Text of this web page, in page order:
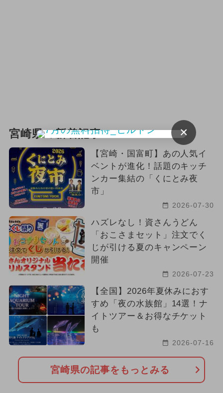
宮崎県の新着記事
【宮崎・国富町】あの人気イ
ベントが進化！話題のキッチ
ンカー集結の「くにとみ夜
市」
2026-07-30
ハズレなし！資さんうどん
「おこさまセット」注文でく
じが引ける夏のキャンペーン
開催
2026-07-23
【全国】2026年夏休みにおす
すめ「夜の水族館」14選！ナ
イトツアー＆お得なチケット
も
2026-07-16
宮崎県の記事をもっとみる
×